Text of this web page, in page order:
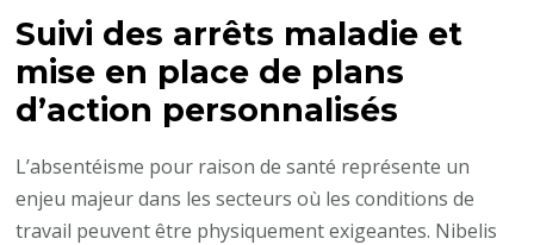
Suivi des arrêts maladie et
mise en place de plans
d’action personnalisés
L’absentéisme pour raison de santé représente un
enjeu majeur dans les secteurs où les conditions de
travail peuvent être physiquement exigeantes. Nibelis